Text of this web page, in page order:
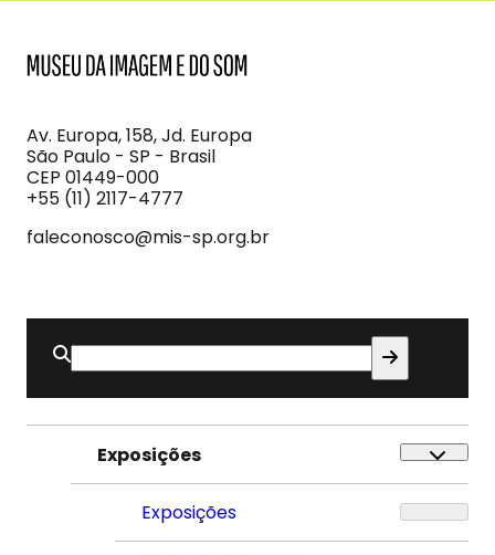
Imagem
e
do
Som
Av. Europa, 158, Jd. Europa
São Paulo - SP - Brasil
CEP 01449-000
+55 (11) 2117-4777
faleconosco@mis-sp.org.br
Buscar
por:
Exposições
Exposições